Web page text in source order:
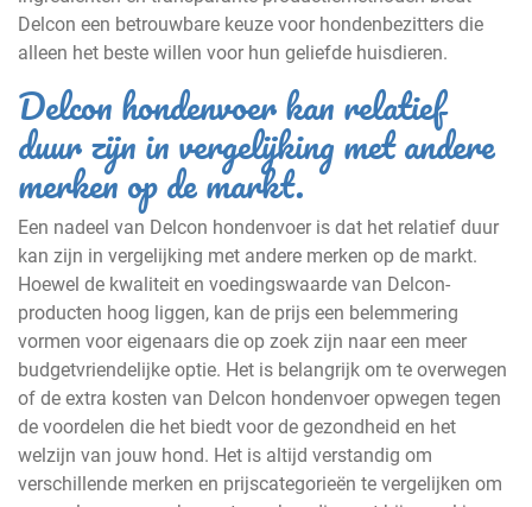
Delcon een betrouwbare keuze voor hondenbezitters die
alleen het beste willen voor hun geliefde huisdieren.
Delcon hondenvoer kan relatief
duur zijn in vergelijking met andere
merken op de markt.
Een nadeel van Delcon hondenvoer is dat het relatief duur
kan zijn in vergelijking met andere merken op de markt.
Hoewel de kwaliteit en voedingswaarde van Delcon-
producten hoog liggen, kan de prijs een belemmering
vormen voor eigenaars die op zoek zijn naar een meer
budgetvriendelijke optie. Het is belangrijk om te overwegen
of de extra kosten van Delcon hondenvoer opwegen tegen
de voordelen die het biedt voor de gezondheid en het
welzijn van jouw hond. Het is altijd verstandig om
verschillende merken en prijscategorieën te vergelijken om